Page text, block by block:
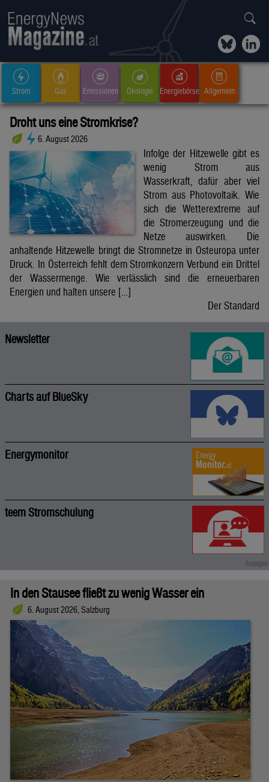
Strom Gas Emissionen Ökologie Energiebörse Allgemein
Droht uns eine Stromkrise?
6. August 2026
Infolge der Hitzewelle gibt es
wenig Strom aus
Wasserkraft, dafür aber viel
Strom aus Photovoltaik. Wie
sich die Wetterextreme auf
die Stromerzeugung und die
Netze auswirken. Die
anhaltende Hitzewelle bringt die Stromnetze in Osteuropa unter
Druck. In Österreich fehlt dem Stromkonzern Verbund ein Drittel
der Wassermenge. Wie verlässlich sind die erneuerbaren
Energien und halten unsere […]
Der Standard
Newsletter
Charts auf BlueSky
Energymonitor
teem Stromschulung
In den Stausee fließt zu wenig Wasser ein
6. August 2026, Salzburg